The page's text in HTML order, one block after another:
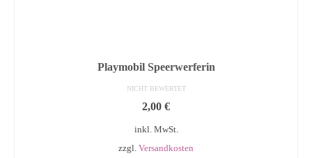
Playmobil Speerwerferin
NICHT BEWERTET
2,00 €
inkl. MwSt.
zzgl. Versandkosten